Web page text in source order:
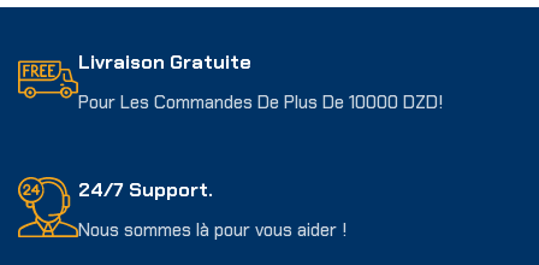
Livraison Gratuite
Pour Les Commandes De Plus De 10000 DZD!
24/7 Support.
Nous sommes là pour vous aider !